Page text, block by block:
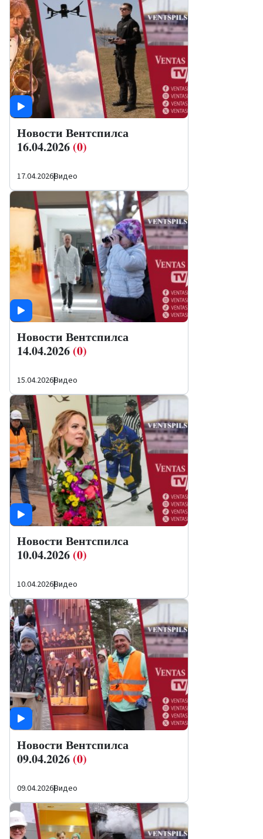
Новости Вентспилса
16.04.2026 (0)
17.04.2026|Видео
Новости Вентспилса
14.04.2026 (0)
15.04.2026|Видео
Новости Вентспилса
10.04.2026 (0)
10.04.2026|Видео
Новости Вентспилса
09.04.2026 (0)
09.04.2026|Видео